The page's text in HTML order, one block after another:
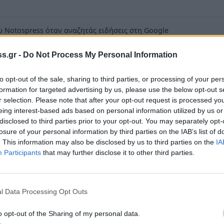
- Do Not Process My Personal Information
opt-out of the sale, sharing to third parties, or processing of your
for targeted advertising by us, please use the below opt-out
selection. Please note that after your opt-out request is processed
interest-based ads based on personal information utilized by us
to third parties prior to your opt-out. You may separately
of your personal information by third parties on the IAB’s list of
This information may also be disclosed by us to third parties on the
Participants that may further disclose it to other third parties.
Data Processing Opt Outs
opt-out of the Sharing of my personal data.
όταν αναζητάς ειδήσεις στη Google
ως προτιμώμενη πηγή
αποτελέσματα της Google
στη Σπάρτη με αφορμή τα έργα και τις
η Δημοτική Αρχή Σπάρτης. Έργα
υποδομών απασχολούν τους δημότες
άποψη και θέση.
της κοινής γνώμης μέσα από την
οποία ρωτά τους αναγνώστες ποιο